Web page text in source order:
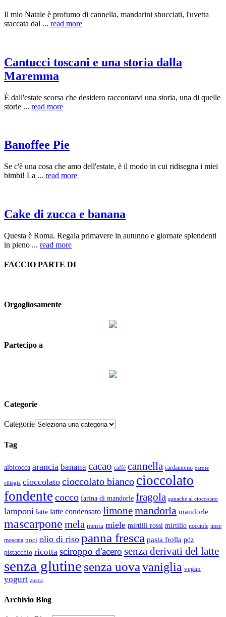
Il mio Natale è profumo di cannella, mandarini sbucciati, l'uvetta
staccata dal ... read more
Cantucci toscani e una storia dalla
Maremma
É dall'estate scorsa che desidero raccontarvi una storia, una di quelle
storie ... read more
Banoffee Pie
Se c'è una cosa che amo dell'estate, è il modo in cui ridisegna i miei
bimbi! La ... read more
Cake di zucca e banana
Questa è Roma. Regala primavere in autunno e giornate splendenti
in pieno ... read more
FACCIO PARTE DI
Orgogliosamente
Partecipo a
Categorie
Categorie
Tag
albicocca arancia banana cacao caffè cannella cardamomo carote
ciliegia cioccolato cioccolato bianco cioccolato
fondente cocco farina di mandorle fragola ganache al cioccolato
lamponi latte latte condensato limonemandorla mandorle
mascarpone mela menta miele mirtilli rossi mirtillo nocciole noce
moscata noci olio di riso panna fresca pasta frolla pdz
pistacchio ricotta sciroppo d'acero senza derivati del latte
senza glutine senza uovavaniglia vegan
yogurt zucca
Archivio Blog